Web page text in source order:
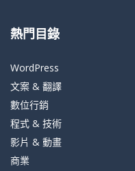
熱門目錄
WordPress
文案 & 翻譯
數位行銷
程式 & 技術
影片 & 動畫
商業